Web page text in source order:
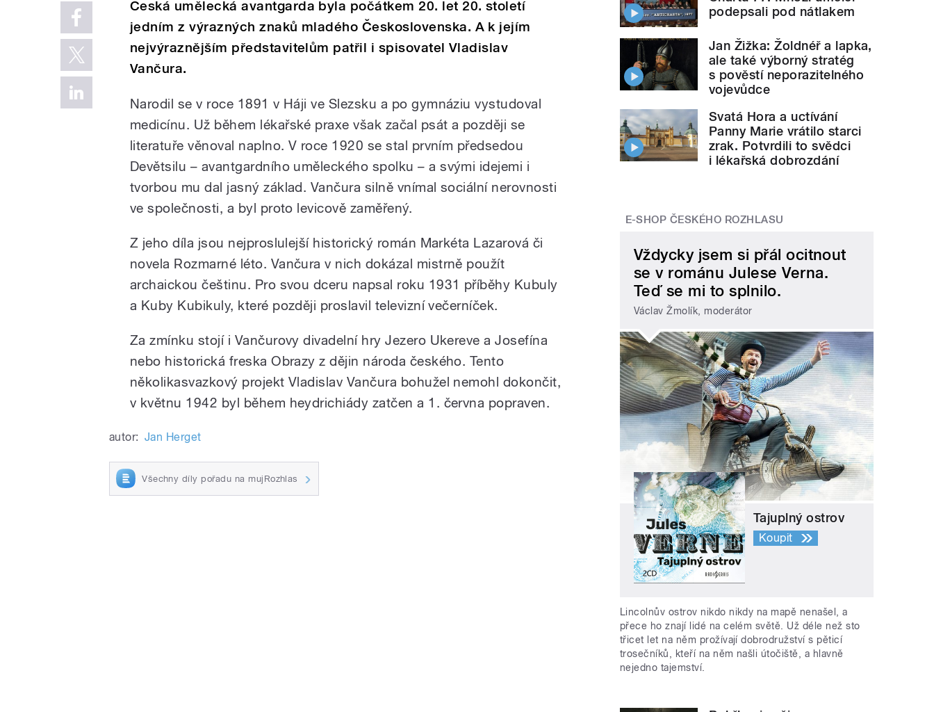
Česká umělecká avantgarda byla počátkem 20. let 20. století
jedním z výrazných znaků mladého Československa. A k jejím
nejvýraznějším představitelům patřil i spisovatel Vladislav
Vančura.
Narodil se v roce 1891 v Háji ve Slezsku a po gymnáziu vystudoval
medicínu. Už během lékařské praxe však začal psát a později se
literatuře věnoval naplno. V roce 1920 se stal prvním předsedou
Devětsilu – avantgardního uměleckého spolku – a svými idejemi i
tvorbou mu dal jasný základ. Vančura silně vnímal sociální nerovnosti
ve společnosti, a byl proto levicově zaměřený.
Z jeho díla jsou nejproslulejší historický román Markéta Lazarová či
novela Rozmarné léto. Vančura v nich dokázal mistrně použít
archaickou češtinu. Pro svou dceru napsal roku 1931 příběhy Kubuly
a Kuby Kubikuly, které později proslavil televizní večerníček.
Za zmínku stojí i Vančurovy divadelní hry Jezero Ukereve a Josefína
nebo historická freska Obrazy z dějin národa českého. Tento
několikasvazkový projekt Vladislav Vančura bohužel nemohl dokončit,
v květnu 1942 byl během heydrichiády zatčen a 1. června popraven.
autor: Jan Herget
Všechny díly pořadu na mujRozhlas
podepsali pod nátlakem
Jan Žižka: Žoldnéř a lapka,
ale také výborný stratég
s pověstí neporazitelného
vojevůdce
Svatá Hora a uctívání
Panny Marie vrátilo starci
zrak. Potvrdili to svědci
i lékařská dobrozdání
E-SHOP ČESKÉHO ROZHLASU
Vždycky jsem si přál ocitnout
se v románu Julese Verna.
Teď se mi to splnilo.
Václav Žmolík, moderátor
Tajuplný ostrov
Koupit
Lincolnův ostrov nikdo nikdy na mapě nenašel, a
přece ho znají lidé na celém světě. Už déle než sto
třicet let na něm prožívají dobrodružství s pěticí
trosečníků, kteří na něm našli útočiště, a hlavně
nejedno tajemství.